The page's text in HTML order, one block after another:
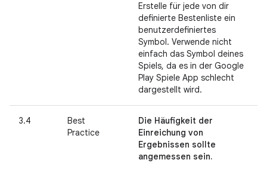
Erstelle für jede von dir
definierte Bestenliste ein
benutzerdefiniertes
Symbol. Verwende nicht
einfach das Symbol deines
Spiels, da es in der Google
Play Spiele App schlecht
dargestellt wird.
3.4
Best
Practice
Die Häufigkeit der
Einreichung von
Ergebnissen sollte
angemessen sein.